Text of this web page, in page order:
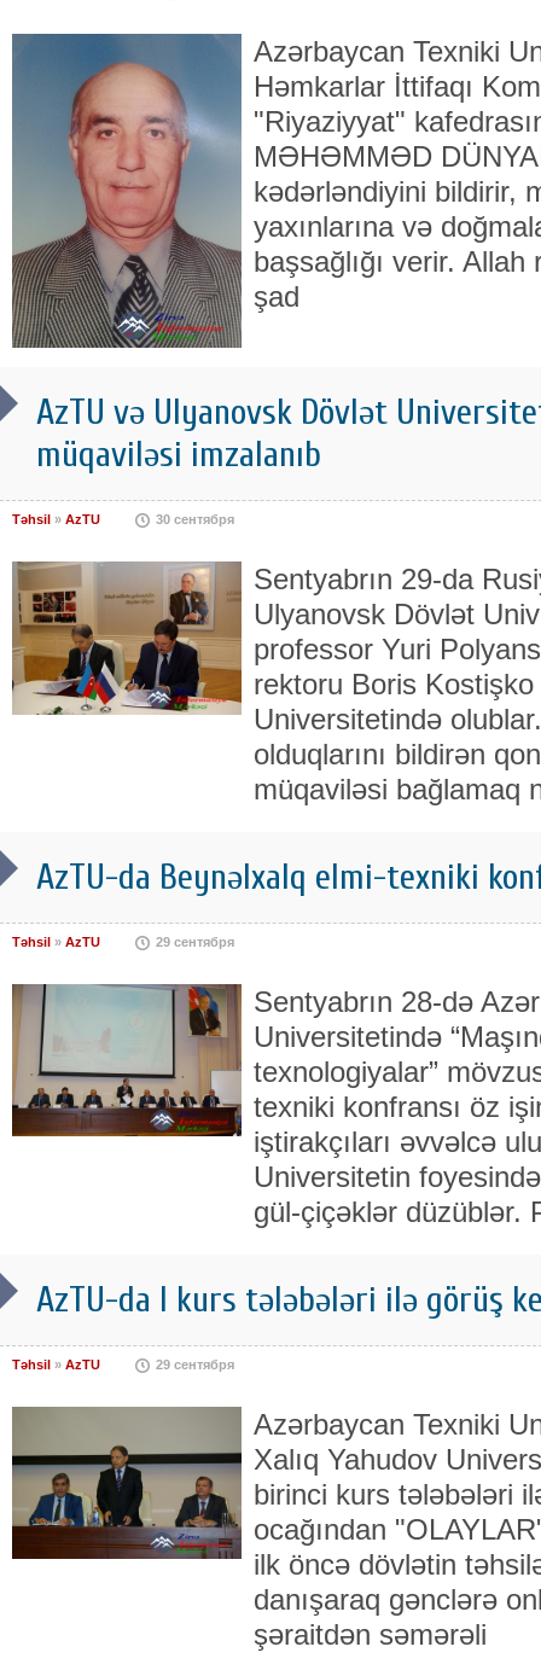
Azərbaycan Texniki
Həmkarlar İttifaqı
"Riyaziyyat"
MƏHƏMMƏD
kədərləndiyini bildirir,
yaxınlarına və
başsağlığı verir.
şad
AzTU və Ulyanovsk Dövlət
müqaviləsi imzalanıb
Təhsil » AzTU 30 сентября
Sentyabrın 29-da
Ulyanovsk Dövlət
professor Yuri
rektoru Boris
Universitetində
olduqlarını bildirən
müqaviləsi bağlamaq
AzTU-da Beynəlxalq elmi-texniki
Təhsil » AzTU 29 сентября
Sentyabrın 28-də
Universitetində
texnologiyalar”
texniki konfransı öz
iştirakçıları əvvəlcə
Universitetin
gül-çiçəklər düzüblər.
AzTU-da I kurs tələbələri ilə görüş
Təhsil » AzTU 29 сентября
Azərbaycan Texniki
Xalıq Yahudov
birinci kurs tələbələri
ocağından
ilk öncə dövlətin
danışaraq gənclərə
şəraitdən səmərəli